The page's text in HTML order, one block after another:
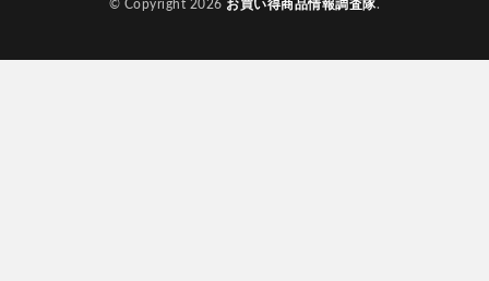
© Copyright 2026 お買い得商品情報調査隊.